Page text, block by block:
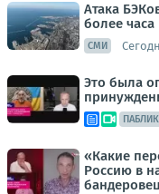
Атака
более часа
СМИ
Это была
«Какие
Россию в